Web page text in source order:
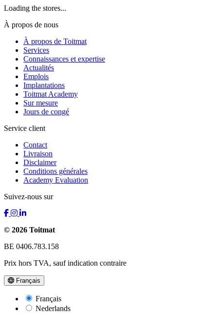
Loading the stores...
À propos de nous
À propos de Toitmat
Services
Connaissances et expertise
Actualités
Emplois
Implantations
Toitmat Academy
Sur mesure
Jours de congé
Service client
Contact
Livraison
Disclaimer
Conditions générales
Academy Evaluation
Suivez-nous sur
© 2026 Toitmat
BE 0406.783.158
Prix hors TVA, sauf indication contraire
Français
Français
Nederlands